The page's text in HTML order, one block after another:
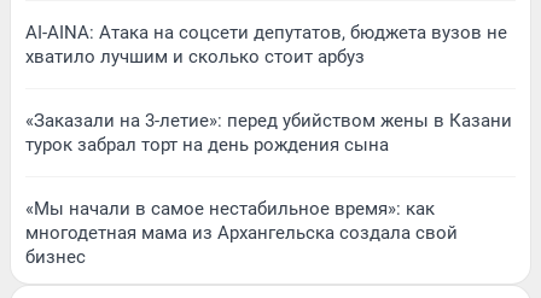
AI-AINA: Атака на соцсети депутатов, бюджета вузов не
хватило лучшим и сколько стоит арбуз
«Заказали на 3-летие»: перед убийством жены в Казани
турок забрал торт на день рождения сына
«Мы начали в самое нестабильное время»: как
многодетная мама из Архангельска создала свой
бизнес